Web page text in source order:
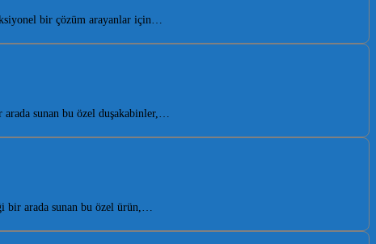
bir çözüm arayanlar için…
sunan bu özel duşakabinler,…
bir arada sunan bu özel ürün,…